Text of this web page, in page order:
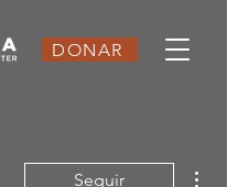
DONAR
Seguir